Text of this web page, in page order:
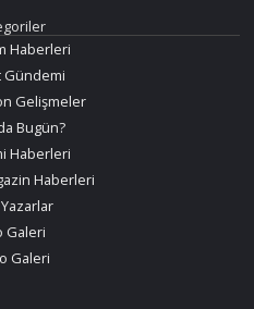
Haberleri
Gündemi
Gelişmeler
Bugün?
Haberleri
Haberleri
Galeri
Galeri